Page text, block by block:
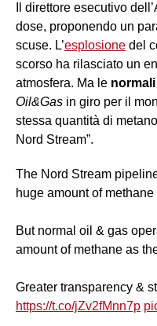
Il direttore esecutivo
dose, proponendo un
scuse. L’esplosione del
scorso ha rilasciato un
atmosfera. Ma le
Oil&Gas in giro per il
stessa quantità di
Nord Stream”.
The Nord Stream
huge amount of
But normal oil & gas
amount of methane as
Greater transparency &
https://t.co/jZv2fMnn7p